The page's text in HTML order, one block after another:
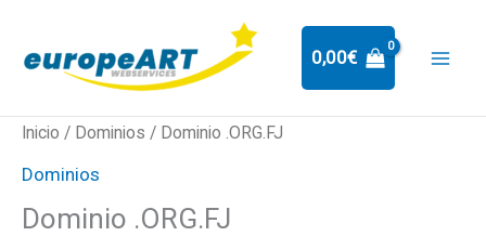
contenido
0,00€
Inicio / Dominios / Dominio .ORG.FJ
Dominios
Dominio .ORG.FJ
Dominio
.ORG.FJ